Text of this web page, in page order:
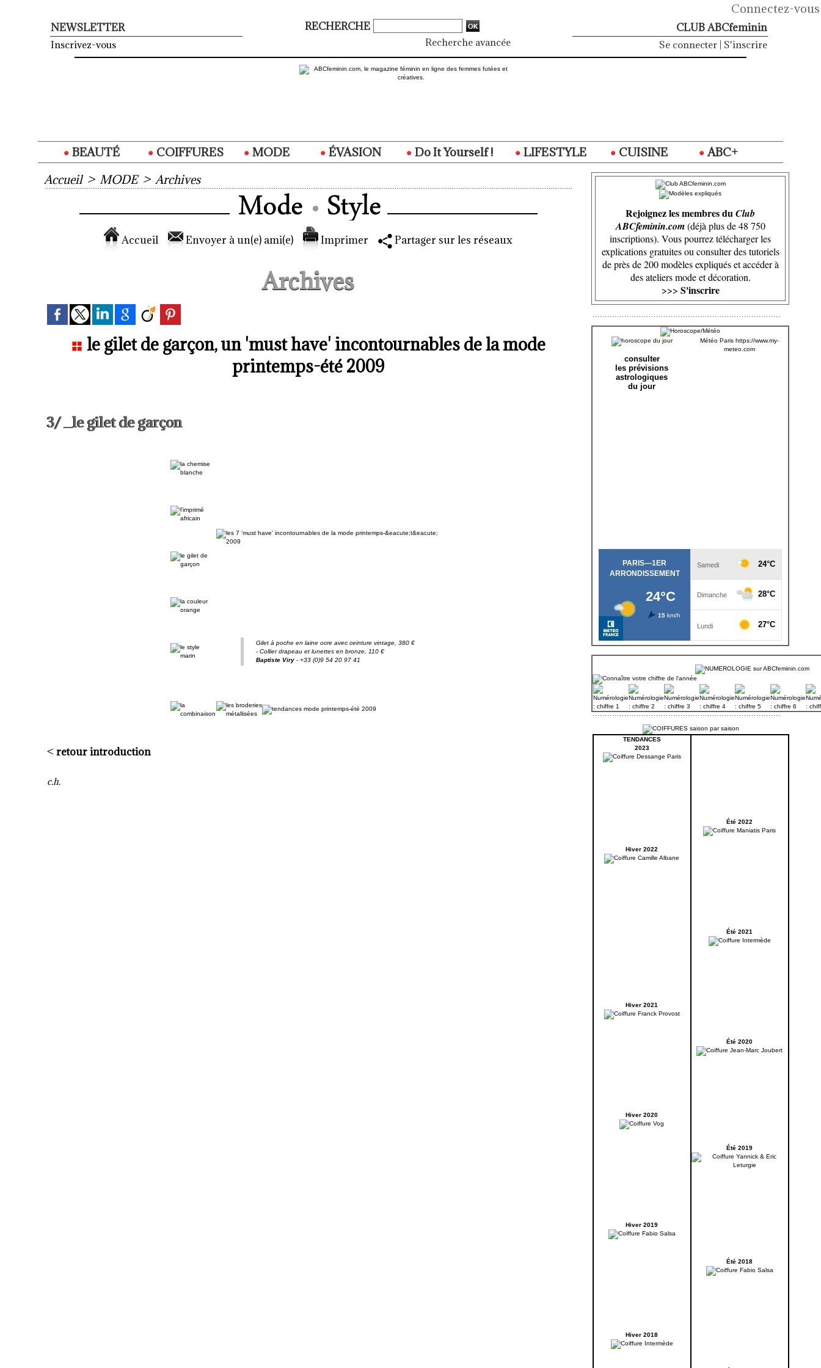
Connectez-vous
NEWSLETTER
Inscrivez-vous
RECHERCHE
Recherche avancée
CLUB ABCfeminin
Se connecter S'inscrire
BEAUTÉ COIFFURES MODE ÉVASION Do It Yourself ! LIFESTYLE CUISINE
ABC+
Accueil > MODE > Archives
Accueil Envoyer à un(e) ami(e) Imprimer Partager sur les réseaux
Archives
le gilet de garçon, un 'must have' incontournables de la mode
printemps-été 2009
3/ _le gilet de garçon
Gilet à poche en laine ocre avec ceinture vintage, 380 €
- Collier drapeau et lunettes en bronze, 110 €
Baptiste Viry - +33 (0)9 54 20 97 41
< retour introduction
c.h.
Rejoignez les membres duClub
ABCfeminin.com(déjà plus de 48 750
inscriptions). Vous pourrez télécharger les
explications gratuites ou consulter des tutoriels
de près de 200 modèles expliqués et accéder à
des ateliers mode et décoration.
>>> S'inscrire
consulter
les prévisions
astrologiques
du jour
Météo Paris https://www.my-
meteo.com
TENDANCES
2023
Hiver 2022
Hiver 2021
Hiver 2020
Hiver 2019
Hiver 2018
Été 2022
Été 2021
Été 2020
Été 2019
Été 2018